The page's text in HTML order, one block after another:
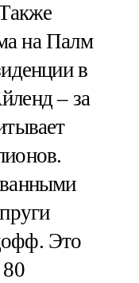
на Палм
в
– за
Это
80